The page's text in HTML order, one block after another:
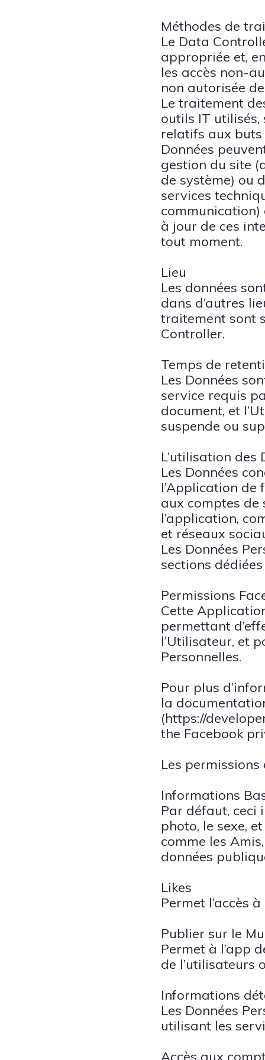
Méthodes de
Le Data
appropriée et,
les accès non-
non autorisée
Le traitement
outils IT
relatifs aux buts
Données
gestion du site
de système) ou
services
communication)
à jour de ces
tout moment.
Lieu
Les données
dans d’autres
traitement sont
Controller.
Temps de
Les Données
service requis
document, et
suspende ou
L’utilisation des
Les Données
l’Application de
aux comptes
l’application,
et réseaux
Les Données
sections
Permissions
Cette
permettant
l’Utilisateur, et
Personnelles.
Pour plus
la
(https://
the Facebook
Les
Informations
Par défaut, ceci
photo, le sexe,
comme les
données
Likes
Permet l’accès
Publier sur le
Permet à l’app
de l’utilisateurs
Informations
Les Données
utilisant les
Accès aux